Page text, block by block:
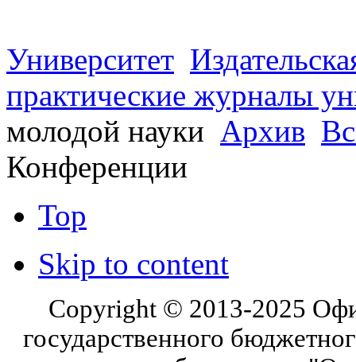
Университет
практические журналы
молодой науки Архив
Конференции
Top
Skip to content
Copyright © 2013-2025
государственного